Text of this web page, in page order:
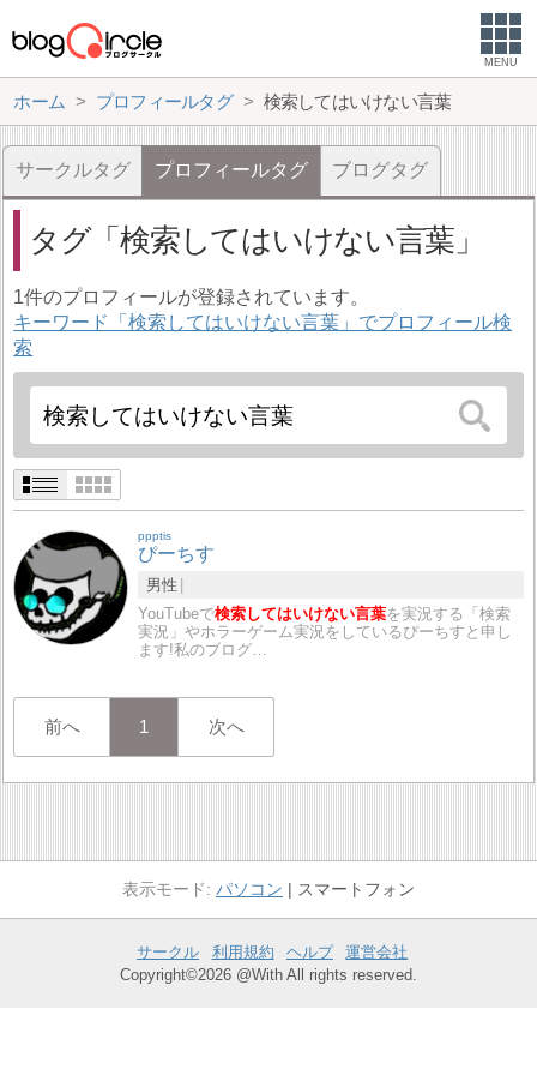
MENU
ホーム プロフィールタグ 検索してはいけない言葉
サークルタグ プロフィールタグ ブログタグ
タグ 検索してはいけない言葉
1件のプロフィールが登録されています。
キーワード「検索してはいけない言葉」でプロフィール検
索
ppptis
ぴーちす
男性
YouTubeで検索してはいけない言葉を実況する「検索
実況」やホラーゲーム実況をしているぴーちすと申し
ます!私のブログ…
前へ 1 次へ
パソコン スマートフォン
サークル 利用規約 ヘルプ
運営会社
Copyright©2026 @With All rights reserved.